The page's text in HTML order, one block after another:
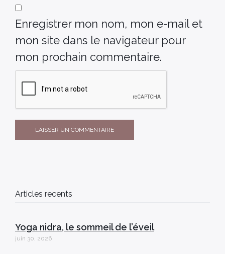
Enregistrer mon nom, mon e-mail et
mon site dans le navigateur pour
mon prochain commentaire.
Articles recents
Yoga nidra, le sommeil de l’éveil
juin 30, 2026